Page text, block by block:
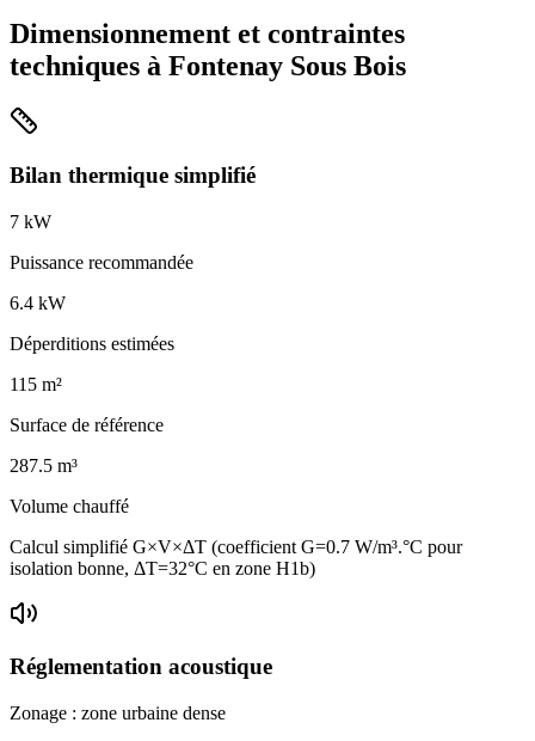
Dimensionnement et contraintes
techniques à Fontenay Sous Bois
Bilan thermique simplifié
7 kW
Puissance recommandée
6.4 kW
Déperditions estimées
115 m²
Surface de référence
287.5 m³
Volume chauffé
Calcul simplifié G×V×ΔT (coefficient G=0.7 W/m³.°C pour
isolation bonne, ΔT=32°C en zone H1b)
Réglementation acoustique
Zonage : zone urbaine dense